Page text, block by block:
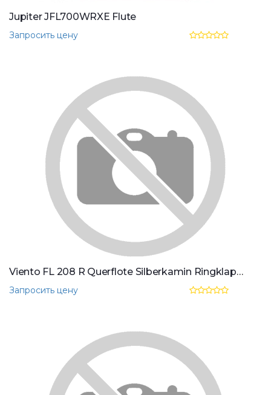
Jupiter JFL700WRXE Flute
Запросить цену
Viento FL 208 R Querflote Silberkamin Ringklappen
Запросить цену